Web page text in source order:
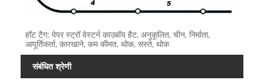
हॉट टैग: पेपर स्ट्रॉ वेस्टर्न काउबॉय हैट, अनुकूलित, चीन, निर्माता,
आपूर्तिकर्ता, कारखाने, कम कीमत, थोक, सस्ते, थोक
संबंधित श्रेणी